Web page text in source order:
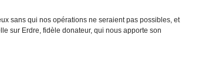
sans qui nos opérations ne seraient pas possibles, et
sur Erdre, fidèle donateur, qui nous apporte son